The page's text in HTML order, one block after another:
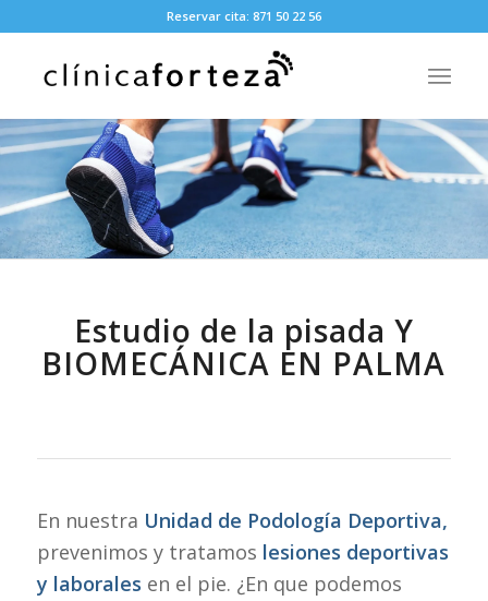
Reservar cita: 871 50 22 56
Estudio de la pisada Y
BIOMECÁNICA EN PALMA
En nuestra Unidad de Podología Deportiva,
prevenimos y tratamos lesiones deportivas
y laborales en el pie. ¿En que podemos